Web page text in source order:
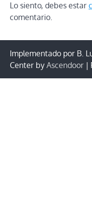
Lo siento, debes estar
comentario.
Implementado por B.
Center by Ascendoor |